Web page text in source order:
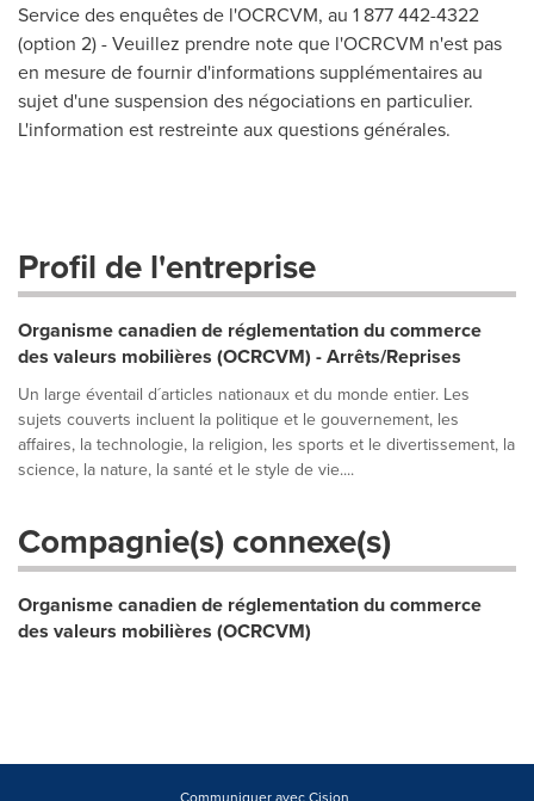
Service des enquêtes de l'OCRCVM, au 1 877 442-4322
(option 2) - Veuillez prendre note que l'OCRCVM n'est pas
en mesure de fournir d'informations supplémentaires au
sujet d'une suspension des négociations en particulier.
L'information est restreinte aux questions générales.
Profil de l'entreprise
Organisme canadien de réglementation du commerce
des valeurs mobilières (OCRCVM) - Arrêts/Reprises
Un large éventail d´articles nationaux et du monde entier. Les
sujets couverts incluent la politique et le gouvernement, les
affaires, la technologie, la religion, les sports et le divertissement, la
science, la nature, la santé et le style de vie....
Compagnie(s) connexe(s)
Organisme canadien de réglementation du commerce
des valeurs mobilières (OCRCVM)